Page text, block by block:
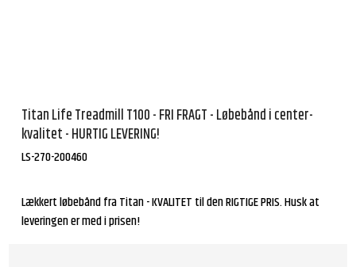
Titan Life Treadmill T100 - FRI FRAGT - Løbebånd i center-
kvalitet - HURTIG LEVERING!
LS-270-200460
Lækkert løbebånd fra Titan - KVALITET til den RIGTIGE PRIS. Husk at
leveringen er med i prisen!